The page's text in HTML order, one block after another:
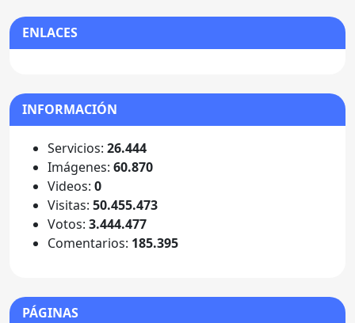
ENLACES
INFORMACIÓN
Servicios: 26.444
Imágenes: 60.870
Videos: 0
Visitas: 50.455.473
Votos: 3.444.477
Comentarios: 185.395
PÁGINAS